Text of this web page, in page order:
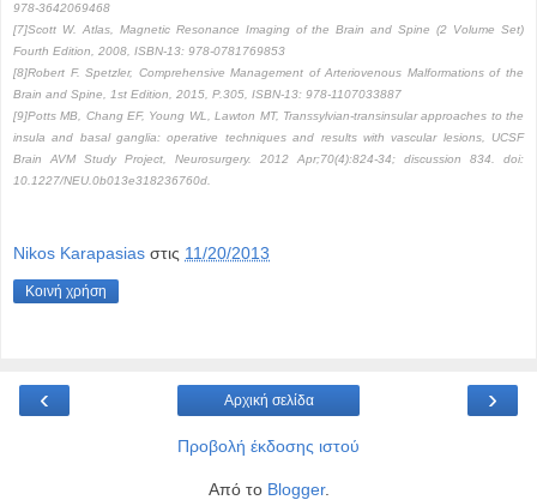
978-3642069468
[7]Scott W. Atlas, Magnetic Resonance Imaging of the Brain and Spine (2 Volume Set)
Fourth Edition, 2008, ISBN-13: 978-0781769853
[8]Robert F. Spetzler, Comprehensive Management of Arteriovenous Malformations of the
Brain and Spine, 1st Edition, 2015, P.305, ISBN-13: 978-1107033887
[9]Potts MB, Chang EF, Young WL, Lawton MT, Transsylvian-transinsular approaches to the
insula and basal ganglia: operative techniques and results with vascular lesions, UCSF
Brain AVM Study Project, Neurosurgery. 2012 Apr;70(4):824-34; discussion 834. doi:
10.1227/NEU.0b013e318236760d.
Nikos Karapasias στις 11/20/2013
Κοινή χρήση
‹ ›
Αρχική σελίδα
Προβολή έκδοσης ιστού
Από το Blogger.